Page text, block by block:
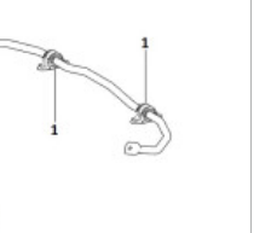
Нет, выбрать другой